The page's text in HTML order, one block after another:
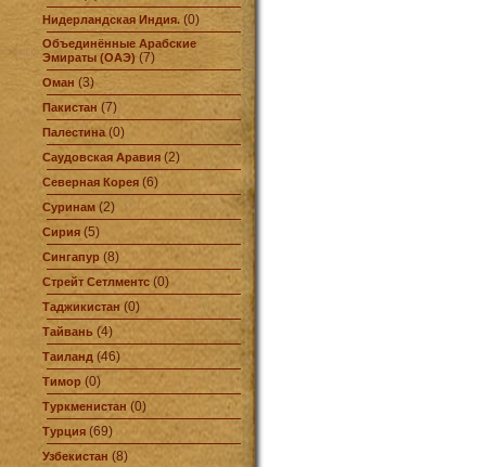
Нидерландская Индия.(0)
Объединённые Арабские
Эмираты (ОАЭ)(7)
Оман (3)
Пакистан (7)
Палестина(0)
Саудовская Аравия (2)
Северная Корея (6)
Суринам (2)
Сирия (5)
Сингапур (8)
Стрейт Сетлментс (0)
Таджикистан (0)
Тайвань (4)
Таиланд (46)
Тимор (0)
Туркменистан (0)
Турция (69)
Узбекистан (8)